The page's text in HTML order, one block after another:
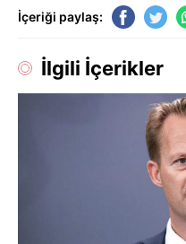
İçeriği paylaş:
İlgili İçerikler